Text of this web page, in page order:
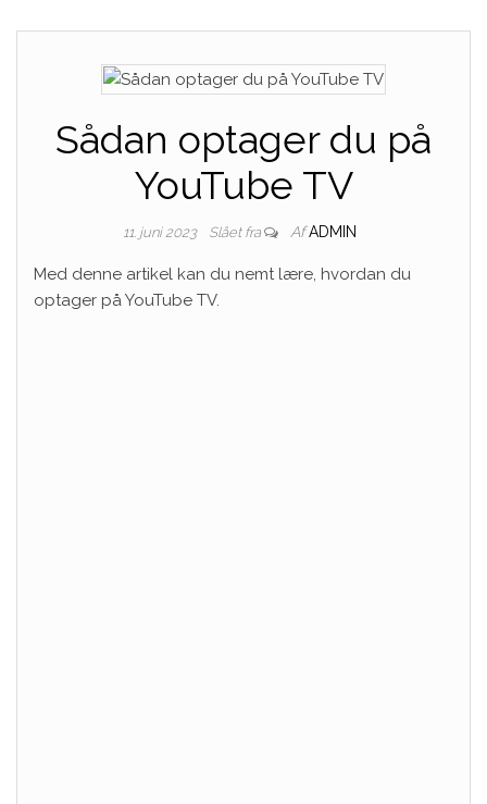
Sådan optager du på
YouTube TV
11. juni 2023 Slået fra Af ADMIN
Med denne artikel kan du nemt lære, hvordan du
optager på YouTube TV.